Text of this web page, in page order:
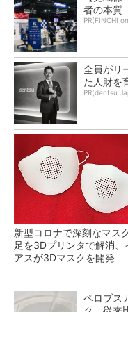
者の本質
PR(FINCHI
全員がリ
た人財を
PR(dentsu
新型コロナで深刻なマス
足を3Dプリンタで解消、
アスが3Dマスクを開発
ペロブス
ク、従来